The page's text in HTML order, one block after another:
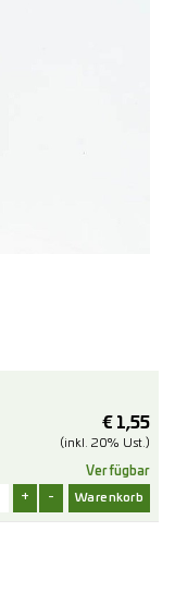
€ 1,55
(inkl. 20% Ust.)
Verfügbar
+ -